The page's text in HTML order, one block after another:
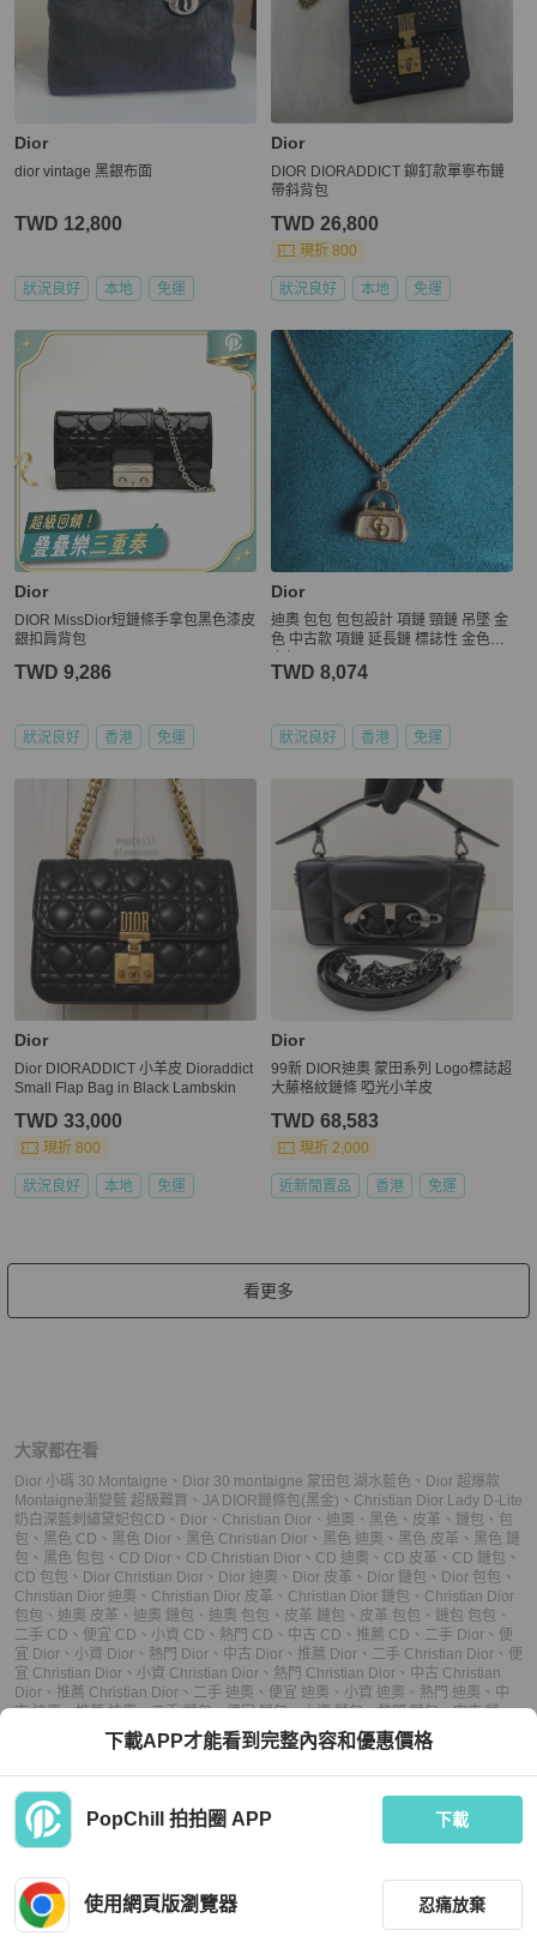
Dior
dior vintage 黑銀布面
TWD 12,800
狀況良好 本地 免運
Dior
DIOR DIORADDICT 鉚釘款單寧布鏈
帶斜背包
TWD 26,800
現折 800
狀況良好 本地 免運
Dior
DIOR MissDior短鏈條手拿包黑色漆皮
銀扣肩背包
TWD 9,286
狀況良好 香港 免運
Dior
迪奧 包包 包包設計 項鏈 頸鏈 吊墜 金
色 中古款 項鏈 延長鏈 標誌性 金色CD
TWD 8,074
狀況良好 香港 免運
Dior
Dior DIORADDICT 小羊皮 Dioraddict
Small Flap Bag in Black Lambskin
TWD 33,000
現折 800
狀況良好 本地 免運
Dior
99新 DIOR迪奧 蒙田系列 Logo標誌超
大藤格紋鏈條 啞光小羊皮
TWD 68,583
現折 2,000
近新閒置品 香港 免運
看更多
大家都在看
Dior 小碼 30 Montaigne 、 Dior 30 montaigne 蒙田包 湖水藍色 、 Dior 超爆款
Montaigne漸變藍 超級難買 、 JA DIOR鏈條包(黑金) 、 Christian Dior Lady D-Lite
奶白深藍刺繡黛妃包 CD 、 Dior 、 Christian Dior 、 迪奧 、 黑色 、 皮革 、 鏈包 、 包
包 、 黑色 CD 、 黑色 Dior 、 黑色 Christian Dior 、 黑色 迪奧 、 黑色 皮革 、 黑色 鏈
包 、 黑色 包包 、 CD Dior 、 CD Christian Dior 、 CD 迪奧 、 CD 皮革 、 CD 鏈包 、
CD 包包 、 Dior Christian Dior 、 Dior 迪奧 、 Dior 皮革 、 Dior 鏈包 、 Dior 包包 、
Christian Dior 迪奧 、 Christian Dior 皮革 、 Christian Dior 鏈包 、 Christian Dior
包包 、 迪奧 皮革 、 迪奧 鏈包 、 迪奧 包包 、 皮革 鏈包 、 皮革 包包 、 鏈包 包包 、
二手 CD 、 便宜 CD 、 小資 CD 、 熱門 CD 、 中古 CD 、 推薦 CD 、 二手 Dior 、 便
宜 Dior 、 小資 Dior 、 熱門 Dior 、 中古 Dior 、 推薦 Dior 、 二手 Christian Dior 、 便
宜 Christian Dior 、 小資 Christian Dior 、 熱門 Christian Dior 、 中古 Christian
Dior 、 推薦 Christian Dior 、 二手 迪奧 、 便宜 迪奧 、 小資 迪奧 、 熱門 迪奧 、 中
古 迪奧、推薦 迪奧、二手 鏈包、便宜 鏈包、小資 鏈包、熱門 鏈包、中古 鏈
、二手 包包、 便宜 包包、小資 包包、熱門 包包、中古 包包
下載APP才能看到完整內容和優惠價格
PopChill 拍拍圈 APP 下載
使用網頁版瀏覽器 忍痛放棄